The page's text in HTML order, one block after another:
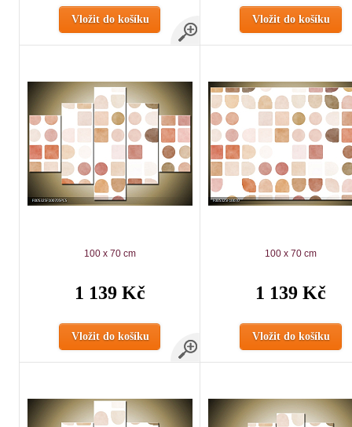
Vložit do košíku Vložit do košíku
100 x 70 cm
1 139 Kč
Vložit do košíku
100 x 70 cm
1 139 Kč
Vložit do košíku